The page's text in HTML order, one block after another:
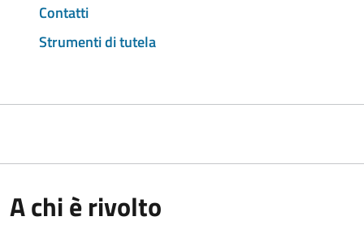
Contatti
Strumenti di tutela
A chi è rivolto